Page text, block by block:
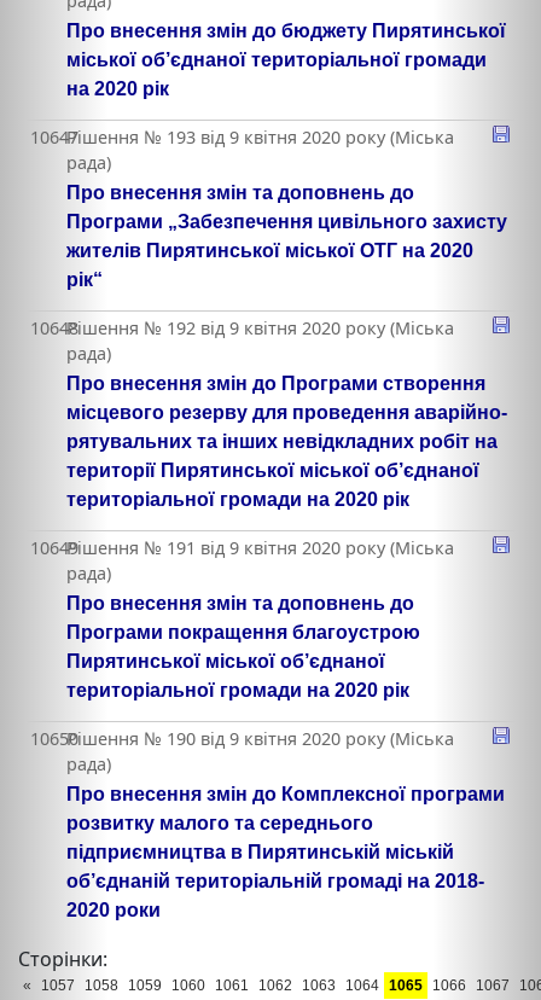
Про внесення змін до бюджету Пирятинської
міської об’єднаної територіальної громади
на 2020 рік
10647Рішення № 193 від 9 квітня 2020 року (Міська
рада)
Про внесення змін та доповнень до
Програми „Забезпечення цивільного захисту
жителів Пирятинської міської ОТГ на 2020
рік“
10648Рішення № 192 від 9 квітня 2020 року (Міська
рада)
Про внесення змін до Програми створення
місцевого резерву для проведення аварійно-
рятувальних та інших невідкладних робіт на
території Пирятинської міської об’єднаної
територіальної громади на 2020 рік
10649Рішення № 191 від 9 квітня 2020 року (Міська
рада)
Про внесення змін та доповнень до
Програми покращення благоустрою
Пирятинської міської об’єднаної
територіальної громади на 2020 рік
10650Рішення № 190 від 9 квітня 2020 року (Міська
рада)
Про внесення змін до Комплексної програми
розвитку малого та середнього
підприємництва в Пирятинській міській
об’єднаній територіальній громаді на 2018-
2020 роки
Сторінки:
« 1057 1058 1059 1060 1061 1062 1063 1064 1065 1066 1067